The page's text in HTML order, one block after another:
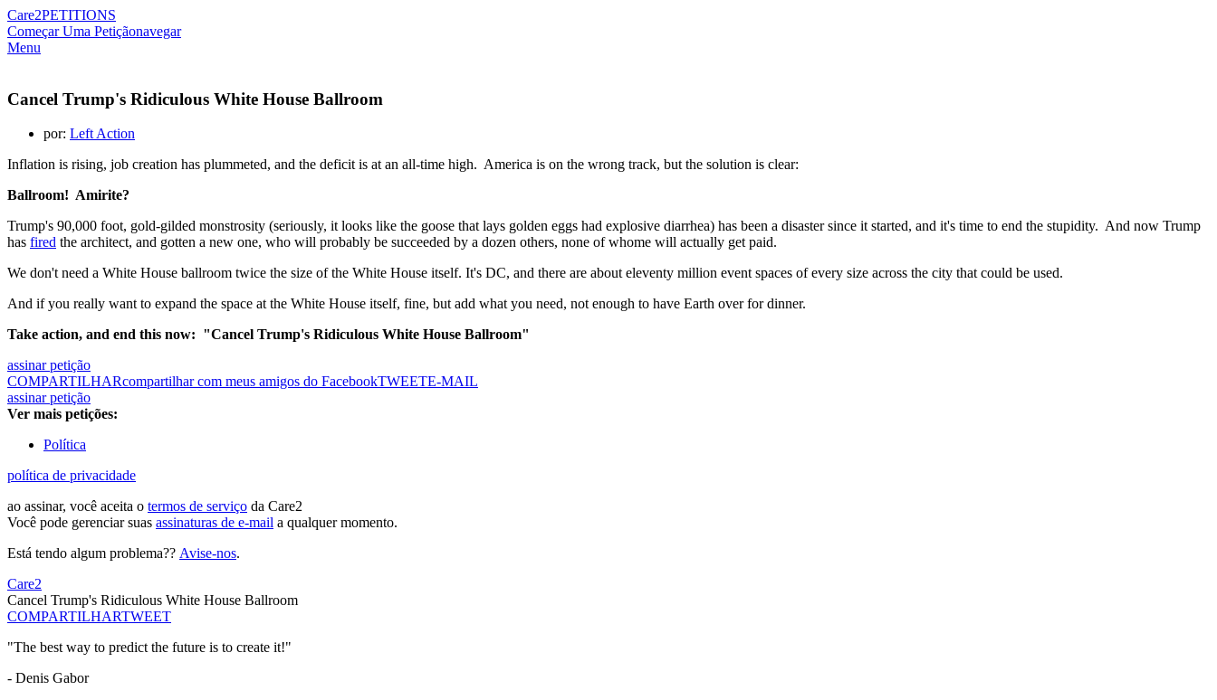
Care2PETITIONS
Começar Uma Petiçãonavegar
Menu
Cancel Trump's Ridiculous White House Ballroom
por: Left Action
Inflation is rising, job creation has plummeted, and the deficit is at an all-time high. America is on the wrong track, but the solution is clear:
Ballroom! Amirite?
Trump's 90,000 foot, gold-gilded monstrosity (seriously, it looks like the goose that lays golden eggs had explosive diarrhea) has been a disaster since it started, and it's time to end the stupidity. And now Trump
has fired the architect, and gotten a new one, who will probably be succeeded by a dozen others, none of whome will actually get paid.
We don't need a White House ballroom twice the size of the White House itself. It's DC, and there are about eleventy million event spaces of every size across the city that could be used.
And if you really want to expand the space at the White House itself, fine, but add what you need, not enough to have Earth over for dinner.
Take action, and end this now: "Cancel Trump's Ridiculous White House Ballroom"
assinar petição
COMPARTILHARcompartilhar com meus amigos do FacebookTWEETE-MAIL
assinar petição
Ver mais petições:
Política
política de privacidade
ao assinar, você aceita o termos de serviço da Care2
Você pode gerenciar suas assinaturas de e-mail a qualquer momento.
Está tendo algum problema?? Avise-nos.
Care2
Cancel Trump's Ridiculous White House Ballroom
COMPARTILHARTWEET
"The best way to predict the future is to create it!"
- Denis Gabor